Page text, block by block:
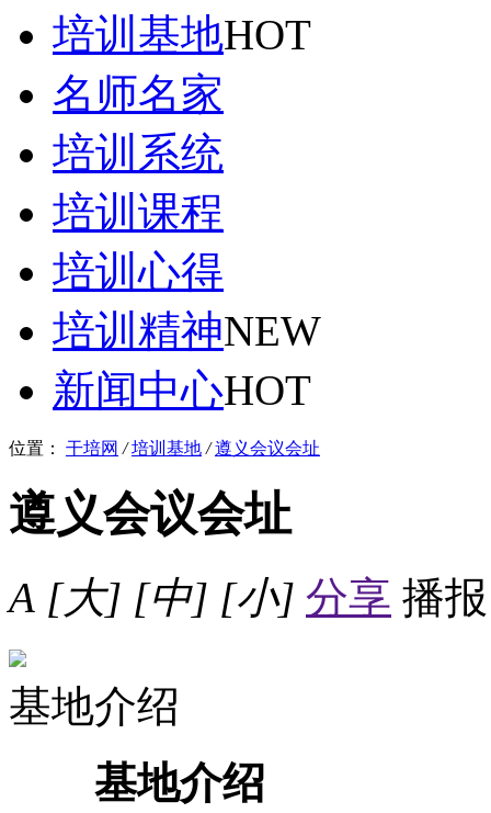
培训基地HOT
名师名家
培训系统
培训课程
培训心得
培训精神NEW
新闻中心HOT
位置： 干培网 / 培训基地 / 遵义会议会址
遵义会议会址
A [大] [中] [小] 分享 播报
基地介绍
基地介绍